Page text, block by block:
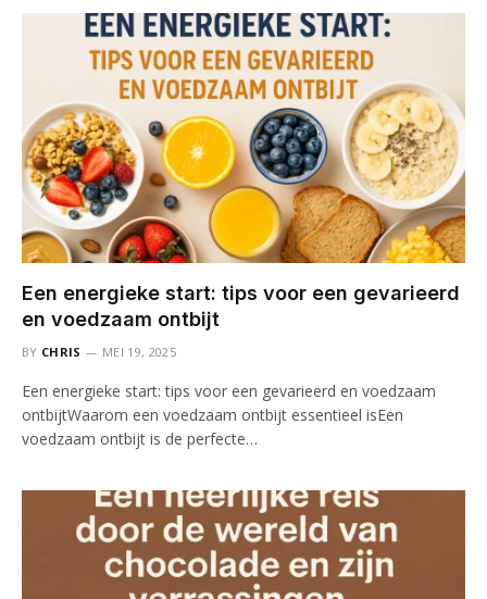
Een energieke start: tips voor een gevarieerd
en voedzaam ontbijt
BY CHRIS MEI 19, 2025
Een energieke start: tips voor een gevarieerd en voedzaam
ontbijtWaarom een voedzaam ontbijt essentieel isEen
voedzaam ontbijt is de perfecte…